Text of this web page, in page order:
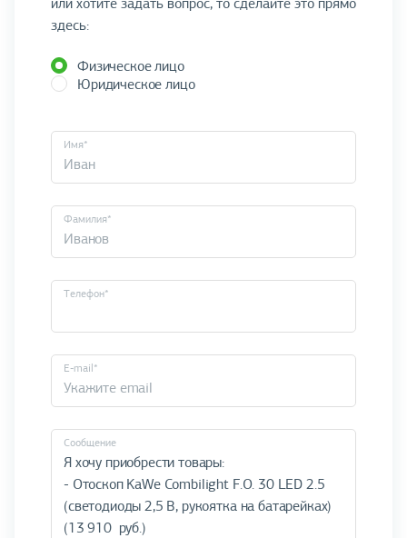
или хотите задать вопрос, то сделайте это прямо
здесь:
Физическое лицо
Юридическое лицо
Имя*
Фамилия*
Телефон*
E-mail*
Cообщение